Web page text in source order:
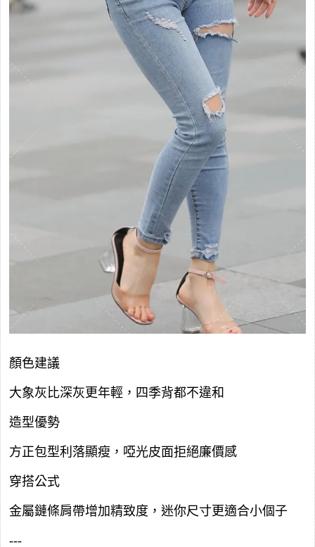
顏色建議
大象灰比深灰更年輕，四季背都不違和
造型優勢
方正包型利落顯瘦，啞光皮面拒絕廉價感
穿搭公式
金屬鏈條肩帶增加精致度，迷你尺寸更適合小個子
---